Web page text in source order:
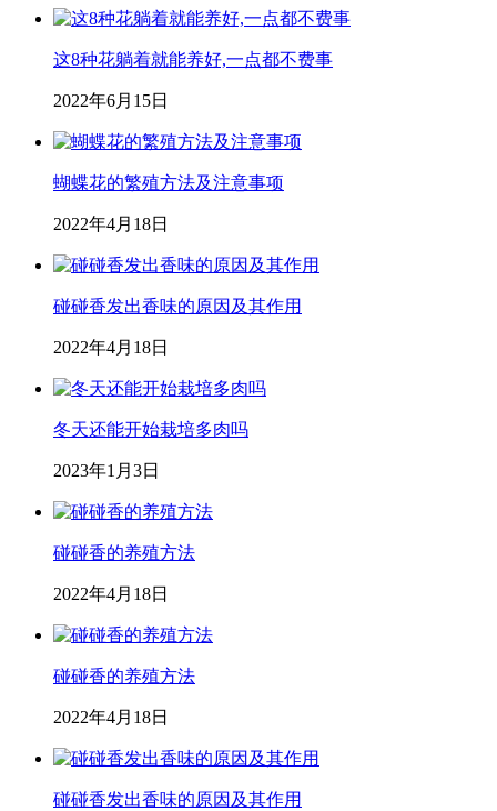
这8种花躺着就能养好,一点都不费事
2022年6月15日
蝴蝶花的繁殖方法及注意事项
2022年4月18日
碰碰香发出香味的原因及其作用
2022年4月18日
冬天还能开始栽培多肉吗
2023年1月3日
碰碰香的养殖方法
2022年4月18日
碰碰香的养殖方法
2022年4月18日
碰碰香发出香味的原因及其作用